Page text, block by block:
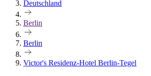
Deutschland
Berlin
Berlin
Victor's Residenz-Hotel Berlin-Tegel